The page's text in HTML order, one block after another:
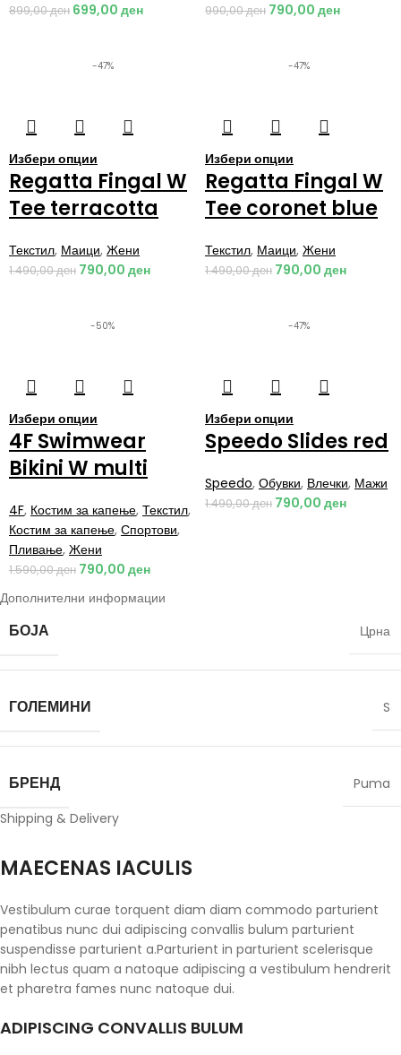
899,00ден 699,00 ден 990,00ден 790,00 ден
-47%
Избери опции
Regatta Fingal W
Tee terracotta
Текстил, Маици, Жени
1.490,00ден 790,00 ден
-47%
Избери опции
Regatta Fingal W
Tee coronet blue
Текстил, Маици, Жени
1.490,00ден 790,00 ден
-50%
Избери опции
4F Swimwear
Bikini W multi
4F, Костим за капење, Текстил,
Костим за капење, Спортови,
Пливање, Жени
1.590,00ден 790,00 ден
-47%
Избери опции
Speedo Slides red
Speedo, Обувки, Влечки, Мажи
1.490,00ден 790,00 ден
Дополнителни информации
БОЈА Црна
ГОЛЕМИНИ S
БРЕНД
Puma
Shipping & Delivery
MAECENAS IACULIS
Vestibulum curae torquent diam diam commodo parturient
penatibus nunc dui adipiscing convallis bulum parturient
suspendisse parturient a.Parturient in parturient scelerisque
nibh lectus quam a natoque adipiscing a vestibulum hendrerit
et pharetra fames nunc natoque dui.
ADIPISCING CONVALLIS BULUM